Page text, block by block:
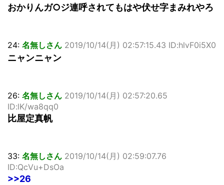
おかりんガ○ジ連呼されてもはや伏せ字まみれやろ
24: 名無しさん 2019/10/14(月) 02:57:15.43 ID:hlvF0i5X0
ニャンニャン
26: 名無しさん 2019/10/14(月) 02:57:20.65
ID:lK/wa8qq0
比屋定真帆
33: 名無しさん 2019/10/14(月) 02:59:07.76
ID:QcVu+DsOa
>>26